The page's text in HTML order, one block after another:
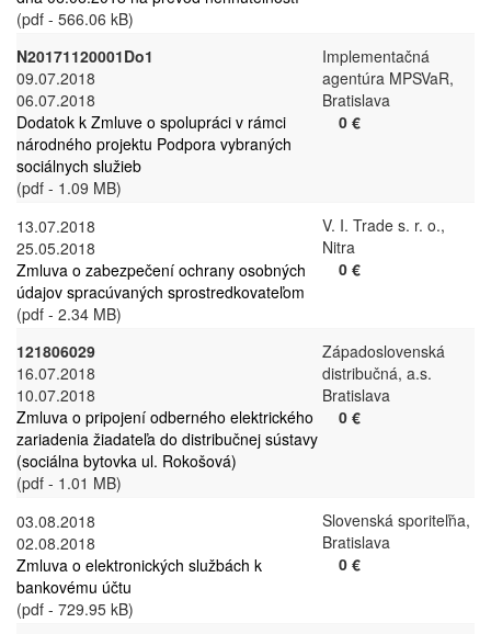
(pdf - 566.06 kB)
N20171120001Do1
09.07.2018
06.07.2018
Dodatok k Zmluve o spolupráci v rámci
národného projektu Podpora vybraných
sociálnych služieb
(pdf - 1.09 MB)
Implementačná
agentúra MPSVaR,
Bratislava
0 €
13.07.2018
25.05.2018
Zmluva o zabezpečení ochrany osobných
údajov spracúvaných sprostredkovateľom
(pdf - 2.34 MB)
V. I. Trade s. r. o.,
Nitra
0 €
121806029
16.07.2018
10.07.2018
Zmluva o pripojení odberného elektrického
zariadenia žiadateľa do distribučnej sústavy
(sociálna bytovka ul. Rokošová)
(pdf - 1.01 MB)
Západoslovenská
distribučná, a.s.
Bratislava
0 €
03.08.2018
02.08.2018
Zmluva o elektronických službách k
bankovému účtu
(pdf - 729.95 kB)
Slovenská sporiteľňa,
Bratislava
0 €